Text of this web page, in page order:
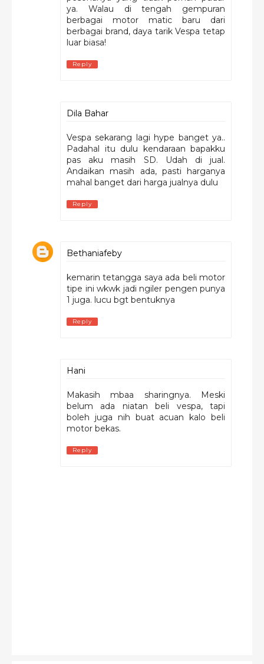
ya. Walau di tengah gempuran
berbagai motor matic baru dari
berbagai brand, daya tarik Vespa tetap
luar biasa!
Reply
Dila Bahar
Vespa sekarang lagi hype banget ya..
Padahal itu dulu kendaraan bapakku
pas aku masih SD. Udah di jual.
Andaikan masih ada, pasti harganya
mahal banget dari harga jualnya dulu
Reply
Bethaniafeby
kemarin tetangga saya ada beli motor
tipe ini wkwk jadi ngiler pengen punya
1 juga. lucu bgt bentuknya
Reply
Hani
Makasih mbaa sharingnya. Meski
belum ada niatan beli vespa, tapi
boleh juga nih buat acuan kalo beli
motor bekas.
Reply